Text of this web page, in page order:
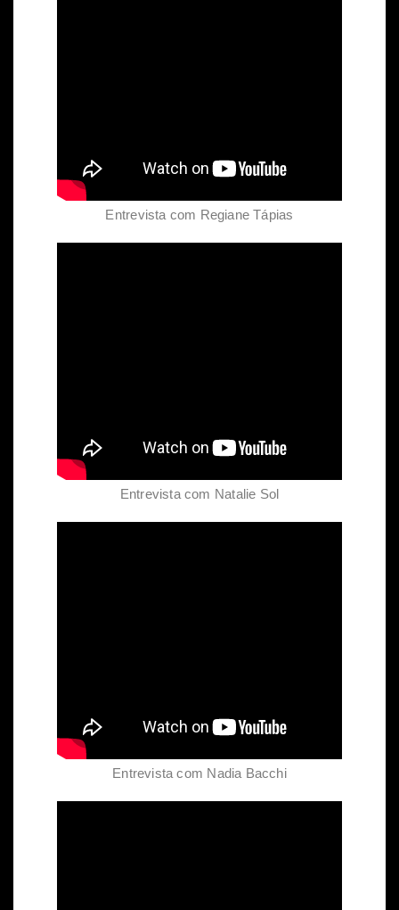
Entrevista com Regiane Tápias
Entrevista com Natalie Sol
Entrevista com Nadia Bacchi